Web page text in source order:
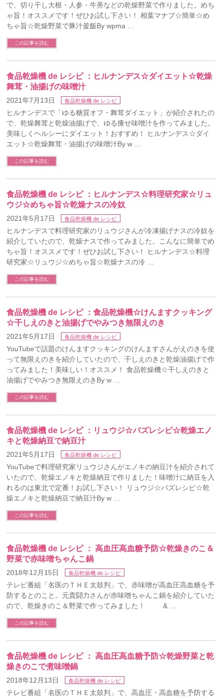
で、切り干し大根・人参・牛蒡などの乾燥野菜で作りました。めち
ゃ旨！オススメです！ぜひお試し下さい！ 相葉マナブ☆簡単☆め
ちゃ旨☆乾燥野菜で豚汁釜飯By wpma …
この記事を読む
食品乾燥機 de レシピ ：ヒルナンデス☆ダイエット☆乾燥
舞茸・油揚げの味噌汁
2021年7月13日 食品乾燥機 de レシピ
ヒルナンデスで「ゆる糖質オフ・舞茸ダイエット」が紹介されたの
で、乾燥舞茸と乾燥油揚げで、ゆる痩せ味噌汁を作ってみました。
美味しくヘルシーにダイエット！おすすめ！ ヒルナンデス☆ダイ
エット☆乾燥舞茸・油揚げの味噌汁By w …
この記事を読む
食品乾燥機 de レシピ ：ヒルナンデス☆料理研究家☆リュ
ウジ☆めちゃ旨☆乾燥ナスの冷奴
2021年5月17日 食品乾燥機 de レシピ
ヒルナンデスで料理研究家のリュウジさんが冷凍揚げナスの冷奴を
紹介していたので、乾燥ナスで作ってみました。こんなに簡単でめ
ちゃ旨！オススメです！ぜひお試し下さい！ ヒルナンデス☆料理
研究家☆リュウジ☆めちゃ旨☆乾燥ナスの冷 …
この記事を読む
食品乾燥機 de レシピ ：食品乾燥機☆けんますクッキング
☆干しえのきと油揚げでやみつき無限えのき
2021年5月17日 食品乾燥機 de レシピ
YouTubeで話題のけんますクッキングのけんますさんがえのきを使
って無限えのきを紹介していたので、干しえのきと乾燥油揚げで作
ってみました！美味しい！オススメ！ 食品乾燥機☆干しえのきと
油揚げでやみつき無限えのきBy w …
この記事を読む
食品乾燥機 de レシピ ：リュウジ☆バズレシピ☆乾燥エノ
キと乾燥納豆で納豆汁
2021年5月17日 食品乾燥機 de レシピ
YouTubeで料理研究家リュウジさんがエノキの納豆汁を紹介されて
いたので、乾燥エノキと乾燥納豆で作りました！味噌汁に納豆を入
れるのは東北で定番！お試し下さい！ リュウジ☆バズレシピ☆乾
燥エノキと乾燥納豆で納豆汁By w …
この記事を読む
食品乾燥機 de レシピ ： 高血圧高血糖予防☆乾燥きのこ＆
野菜で赤味噌ちゃんこ鍋
2018年12月15日 食品乾燥機 de レシピ
テレビ番組「名医のＴＨＥ太鼓判」で、赤味噌が高血圧高血糖を予
防するとのこと。元貴闘力さんが赤味噌ちゃんこ鍋を紹介していた
ので、乾燥きのこ＆野菜で作ってみました！ & …
この記事を読む
食品乾燥機 de レシピ ： 高血圧高血糖予防☆乾燥野菜と乾
燥きのこで煮味噌鍋
2018年12月13日 食品乾燥機 de レシピ
テレビ番組「名医のＴＨＥ太鼓判」で、高血圧・高血糖を予防する